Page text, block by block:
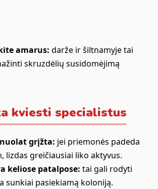
amarus: darže ir šiltnamyje tai
skruzdėlių susidomėjimą
kviesti specialistus
grįžta: jei priemonės padeda
lizdas greičiausiai liko aktyvus.
keliose patalpose: tai gali rodyti
sunkiai pasiekiamą koloniją.